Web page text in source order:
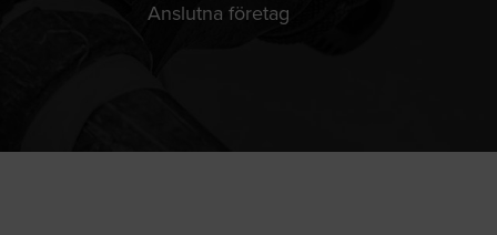
Anslutna företag